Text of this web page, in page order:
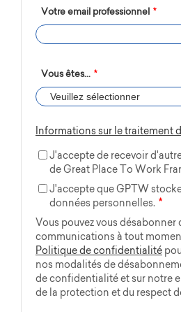
Votre email professionnel *
Vous êtes... *
Informations sur le traitement
J'accepte de recevoir
de Great Place To Work
J'accepte que GPTW
données personnelles. *
Vous pouvez vous désabonner
communications à tout
Politique de confidentialité
nos modalités de
de confidentialité et sur notre
de la protection et du respect